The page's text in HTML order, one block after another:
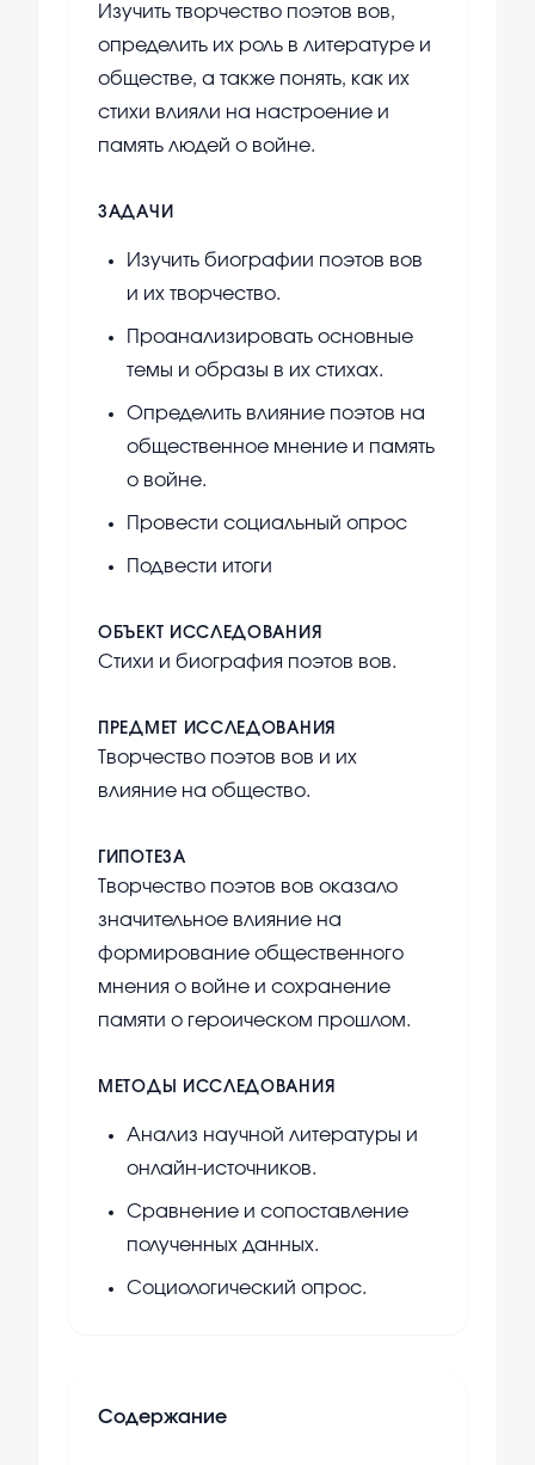
Изучить творчество поэтов вов,
определить их роль в литературе и
обществе, а также понять, как их
стихи влияли на настроение и
память людей о войне.
ЗАДАЧИ
Изучить биографии поэтов вов
и их творчество.
Проанализировать основные
темы и образы в их стихах.
Определить влияние поэтов на
общественное мнение и память
о войне.
Провести социальный опрос
Подвести итоги
ОБЪЕКТ ИССЛЕДОВАНИЯ
Стихи и биография поэтов вов.
ПРЕДМЕТ ИССЛЕДОВАНИЯ
Творчество поэтов вов и их
влияние на общество.
ГИПОТЕЗА
Творчество поэтов вов оказало
значительное влияние на
формирование общественного
мнения о войне и сохранение
памяти о героическом прошлом.
МЕТОДЫ ИССЛЕДОВАНИЯ
Анализ научной литературы и
онлайн-источников.
Сравнение и сопоставление
полученных данных.
Социологический опрос.
Содержание